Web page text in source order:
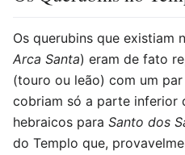
Os querubins que existiam
Arca Santa) eram de fato
(touro ou leão) com um
cobriam só a parte inferior
hebraicos para Santo dos
do Templo que,